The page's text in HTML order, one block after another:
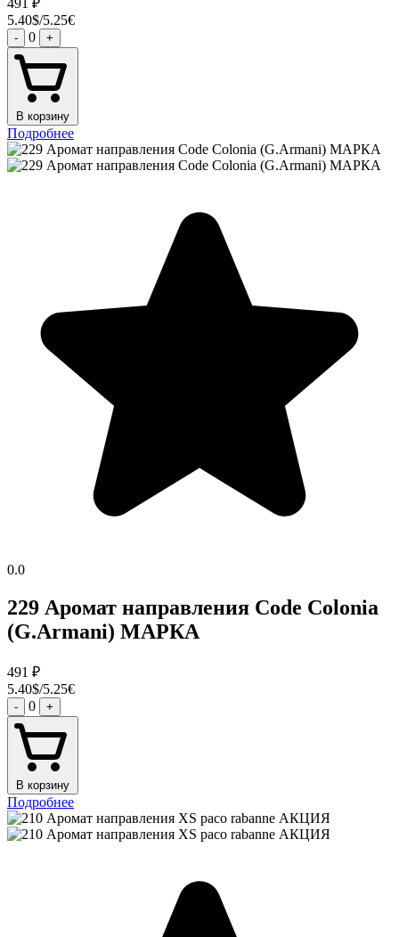
491
₽
5.40$/5.25€
- 0 +
В корзину
Подробнее
0.0
229 Аромат направления Code Colonia
(G.Armani) МАРКА
491 ₽
5.40$/5.25€
- 0 +
В корзину
Подробнее